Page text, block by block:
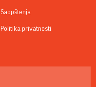
Saopštenja
Politika privatnosti